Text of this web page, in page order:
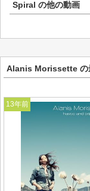
Spiral の他の動画
Alanis Morissette の
13年前